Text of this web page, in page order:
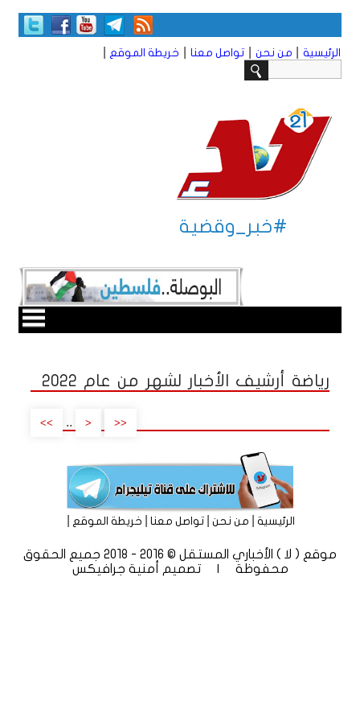
الرئيسية من نحن تواصل معنا خريطة الموقع
#خبر_وقضية
رياضة أرشيف الأخبار لشهر من عام 2022
<<
<
..
>>
الرئيسية|من نحن|تواصل معنا|خريطة الموقع
موقع ( لا ) الأخباري المستقل © 2016 - 2018 جميع الحقوق
محفوظة | تصميم
أمنية جرافيكس